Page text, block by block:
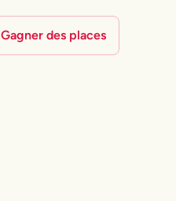
Gagner des places